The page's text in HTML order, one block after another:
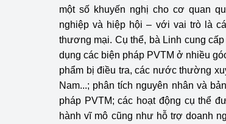
một số khuyến nghị cho cơ quan
nghiệp và hiệp hội – với vai trò là
thương mại. Cụ thể, bà Linh cung
dụng các biện pháp PVTM ở nhiều
phẩm bị điều tra, các nước thường
Nam...; phân tích nguyên nhân và
pháp PVTM; các hoạt động cụ thể
hành vĩ mô cũng như hỗ trợ doanh